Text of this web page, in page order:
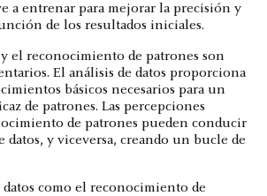
a entrenar para mejorar la precisión y
de los resultados iniciales.
y el reconocimiento de patrones son
El análisis de datos proporciona
básicos necesarios para un
de patrones. Las percepciones
de patrones pueden conducir
datos, y viceversa, creando un bucle de
datos como el reconocimiento de